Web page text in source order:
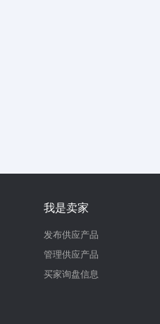
我是卖家
发布供应产品
管理供应产品
买家询盘信息